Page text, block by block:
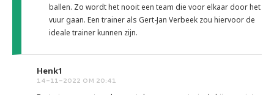
ballen. Zo wordt het nooit een team die voor elkaar door het
vuur gaan. Een trainer als Gert-Jan Verbeek zou hiervoor de
ideale trainer kunnen zijn.
Henk1
14-11-2022 OM 20:41